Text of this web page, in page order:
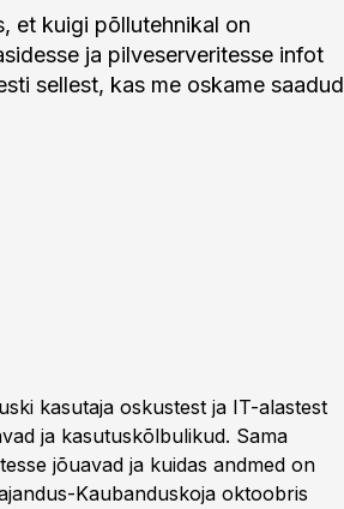
et kuigi põllutehnikal on
ja pilveserveritesse infot
sellest, kas me oskame saadud
kasutaja oskustest ja IT-alastest
ja kasutuskõlbulikud. Sama
jõuavad ja kuidas andmed on
Kaubanduskoja oktoobris